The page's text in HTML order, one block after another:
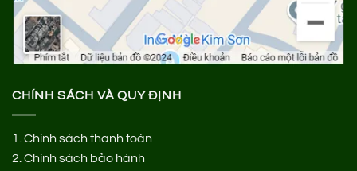
CHÍNH SÁCH VÀ QUY ĐỊNH
1.Chính sách thanh toán
2.Chính sách bảo hành